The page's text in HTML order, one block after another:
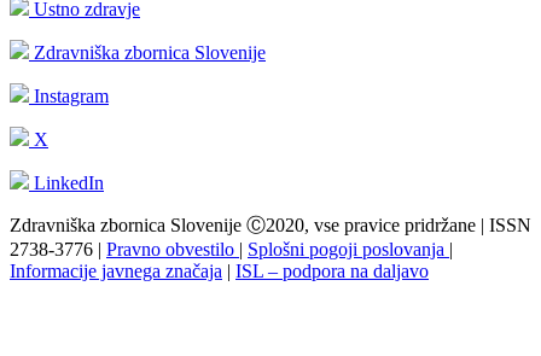
Ustno zdravje
Zdravniška zbornica Slovenije
Instagram
X
LinkedIn
Zdravniška zbornica Slovenije Ⓒ2020, vse pravice pridržane | ISSN
2738-3776 | Pravno obvestilo | Splošni pogoji poslovanja |
Informacije javnega značaja | ISL – podpora na daljavo